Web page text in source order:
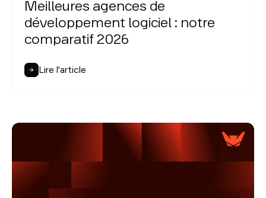
Meilleures agences de
développement logiciel : notre
comparatif 2026
Lire l'article